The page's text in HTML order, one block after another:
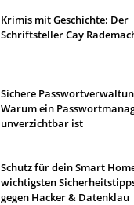
Krimis mit Geschichte: Der
Schriftsteller Cay
Sichere
Warum ein
unverzichtbar ist
Schutz für dein Smart
wichtigsten
gegen Hacker & Datenklau